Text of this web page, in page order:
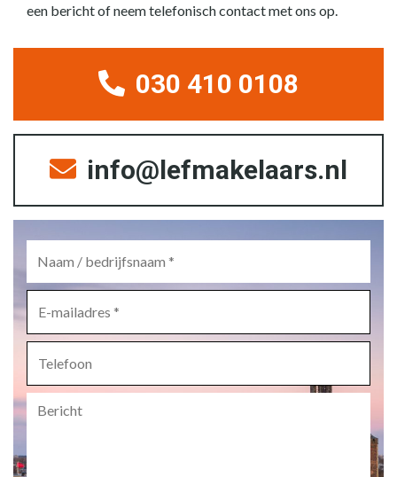
een bericht of neem telefonisch contact met ons op.
030 410 0108
info@lefmakelaars.nl
mailadres *